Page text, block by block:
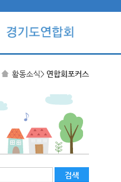
활동소식> 연합회포커스